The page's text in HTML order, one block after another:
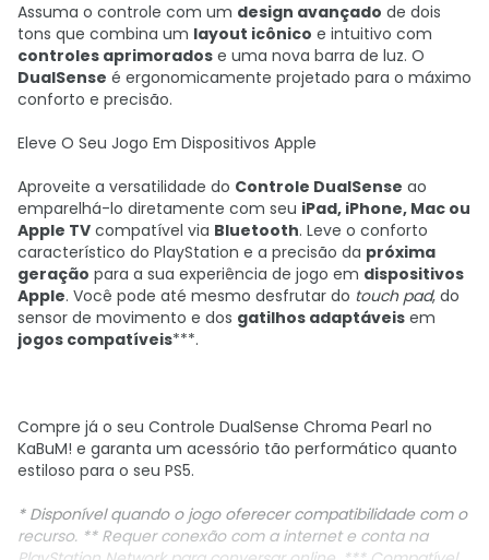
Assuma o controle com um design avançado de dois
tons que combina um layout icônico e intuitivo com
controles aprimorados e uma nova barra de luz. O
DualSense é ergonomicamente projetado para o máximo
conforto e precisão.
Eleve O Seu Jogo Em Dispositivos Apple
Aproveite a versatilidade do Controle DualSense ao
emparelhá-lo diretamente com seu iPad, iPhone, Mac ou
Apple TV compatível via Bluetooth. Leve o conforto
característico do PlayStation e a precisão da próxima
geração para a sua experiência de jogo em dispositivos
Apple. Você pode até mesmo desfrutar do touch pad, do
sensor de movimento e dos gatilhos adaptáveis em
jogos compatíveis***.
Compre já o seu Controle DualSense Chroma Pearl no
KaBuM! e garanta um acessório tão performático quanto
estiloso para o seu PS5.
* Disponível quando o jogo oferecer compatibilidade com o
recurso. ** Requer conexão com a internet e conta na